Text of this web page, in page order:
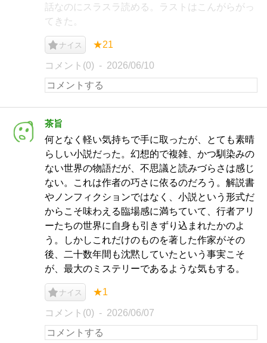
話なのにスラスラ読める。ラストはこんがらがっ
てきた。
ナイス ★21
コメント(0) 2026/06/10
茶旨
何となく軽い気持ちで手に取ったが、とても素晴
らしい小説だった。幻想的で複雑、かつ馴染みの
ない世界の物語だが、不思議と読みづらさは感じ
ない。これは作者の巧さに依るのだろう。解説書
やノンフィクションではなく、小説という形式だ
からこそ味わえる臨場感に満ちていて、行者アリ
ーたちの世界に自身も引きずり込まれたかのよ
う。しかしこれだけのものを著した作家がその
後、二十数年間も沈黙していたという事実こそ
が、最大のミステリーであるような気もする。
ナイス ★1
コメント(0) 2026/06/07